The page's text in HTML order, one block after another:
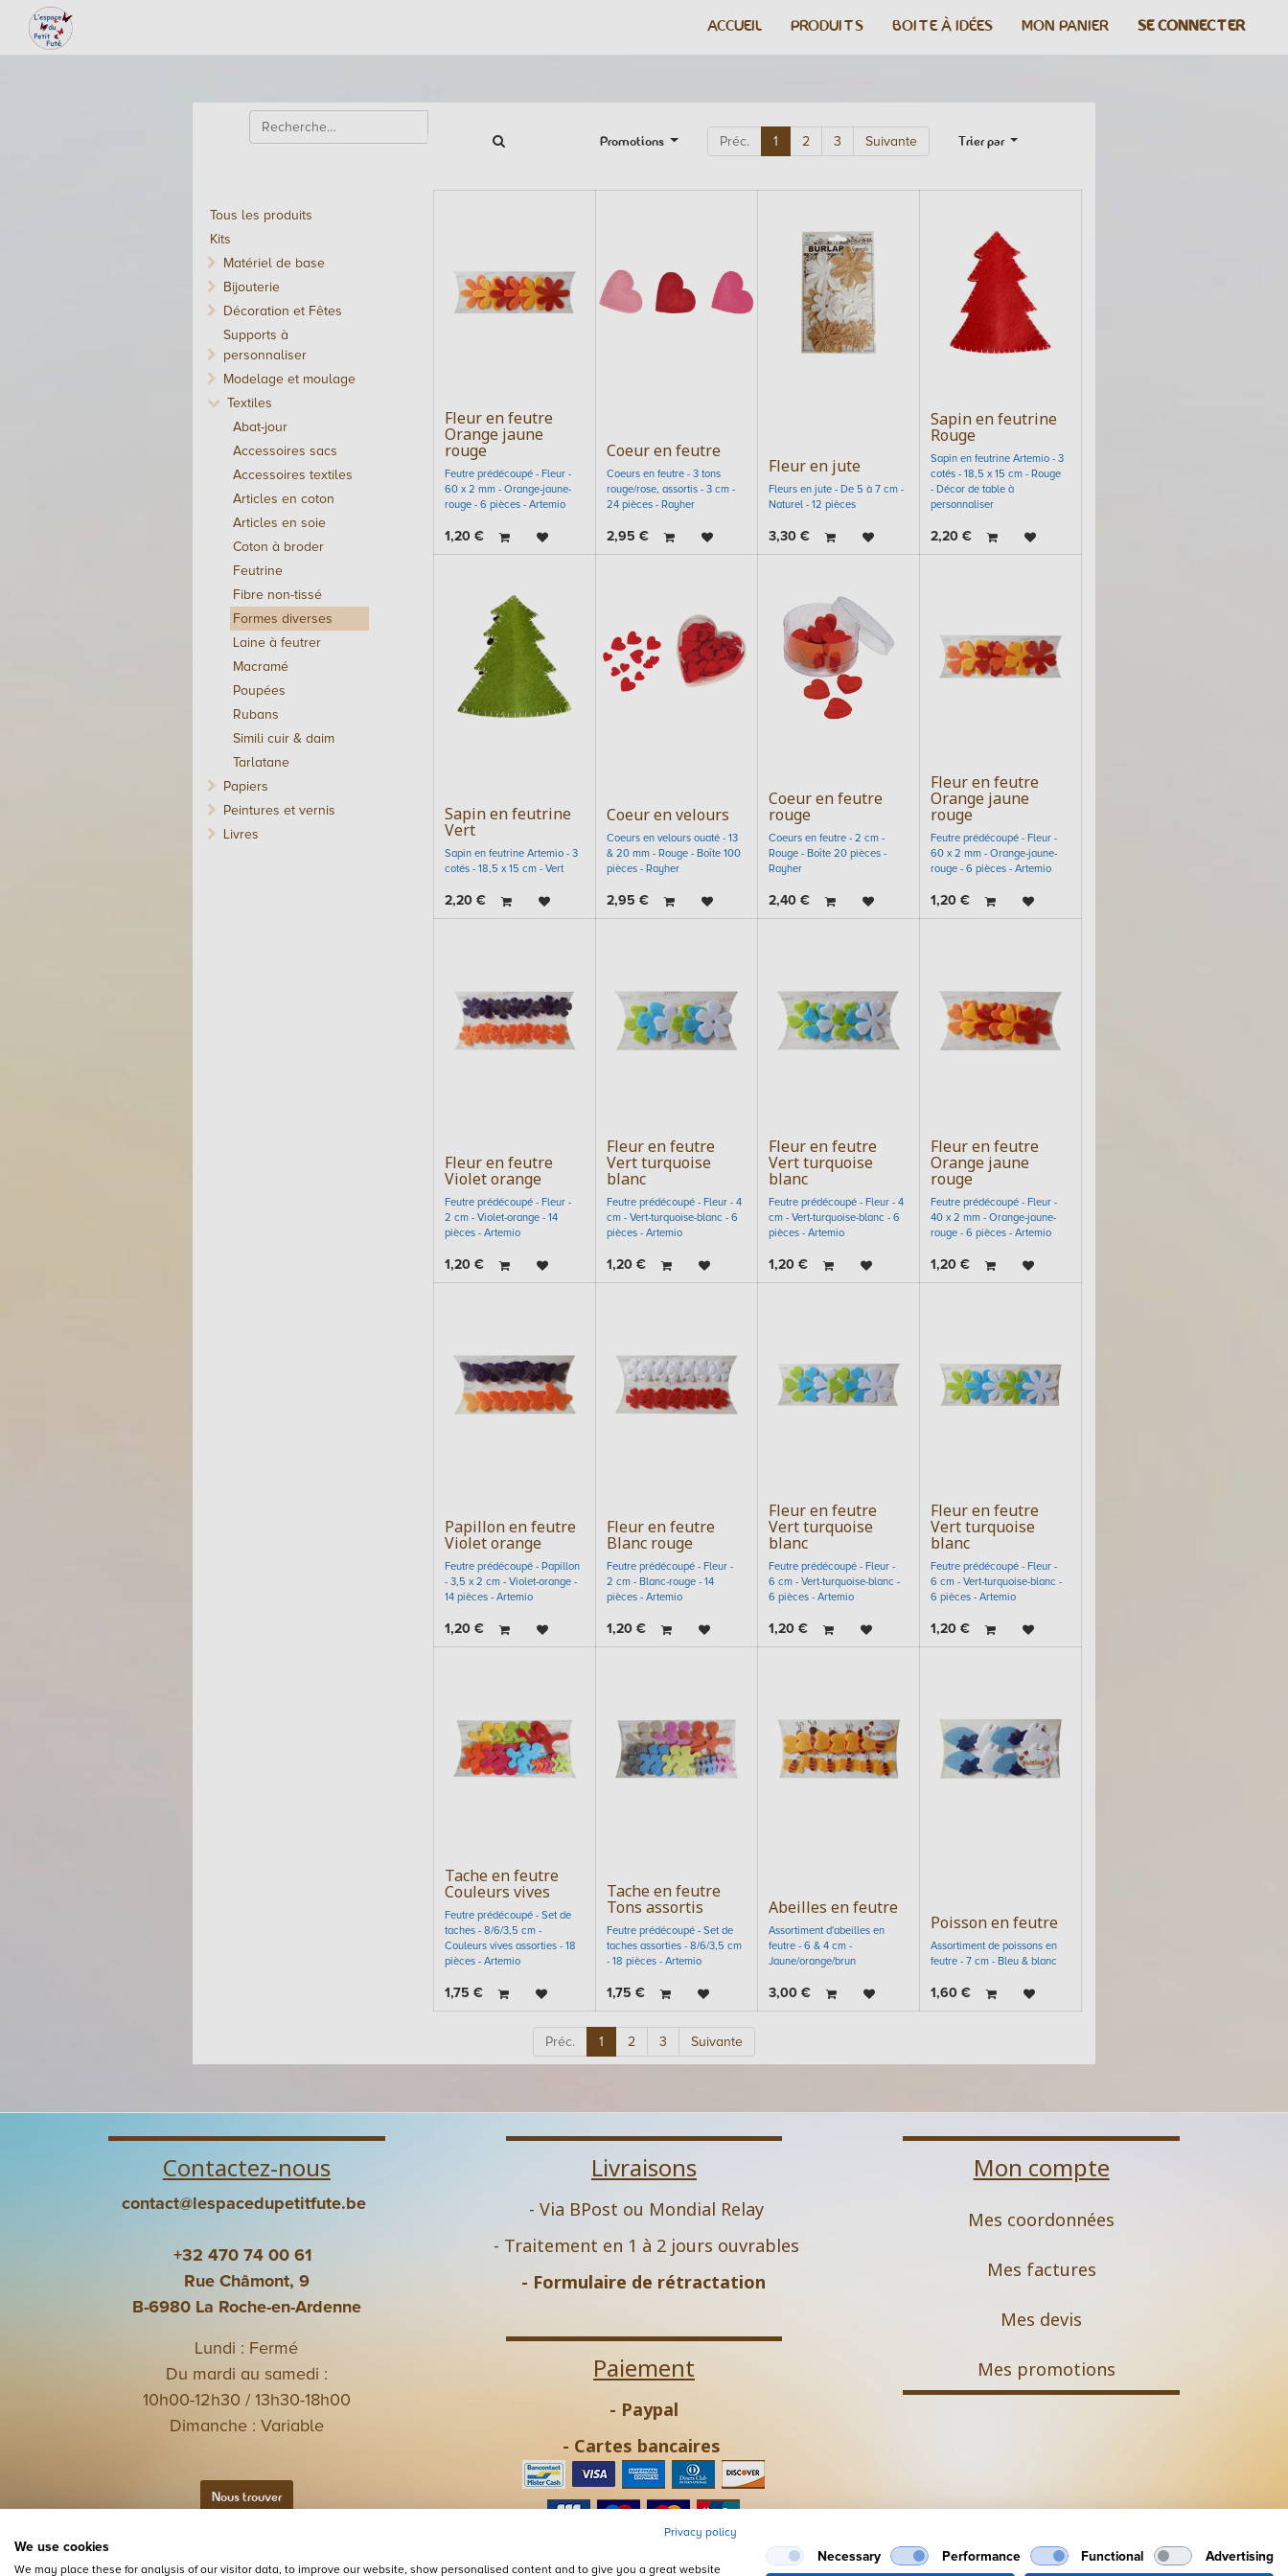
ACCUEIL PRODUITS BOITE À IDÉES MON PANIER SE CONNECTER
Promotions Préc. 1 2 3 Suivante Trier par
Tous les produits
Kits
Matériel de base
Bijouterie
Décoration et Fêtes
Supports à
personnaliser
Modelage et moulage
Textiles
Abat-jour
Accessoires sacs
Accessoires textiles
Articles en coton
Articles en soie
Coton à broder
Feutrine
Fibre non-tissé
Formes diverses
Laine à feutrer
Macramé
Poupées
Rubans
Simili cuir & daim
Tarlatane
Papiers
Peintures et vernis
Livres
Fleur en feutre
Orange jaune
rouge
Feutre prédécoupé - Fleur -
60 x 2 mm - Orange-jaune-
rouge - 6 pièces - Artemio
1,20€
Coeur en feutre
Coeurs en feutre - 3 tons
rouge/rose, assortis - 3 cm -
24 pièces - Rayher
2,95 €
Fleur en jute
Fleurs en jute - De 5 à 7 cm -
Naturel - 12 pièces
3,30€
Sapin en feutrine
Rouge
Sapin en feutrine Artemio - 3
cotés - 18,5 x 15 cm - Rouge
- Décor de table à
personnaliser
2,20€
Sapin en feutrine
Vert
Sapin en feutrine Artemio - 3
cotés - 18,5 x 15 cm - Vert
2,20€
Coeur en velours
Coeurs en velours ouaté - 13
& 20 mm - Rouge - Boîte 100
pièces - Rayher
2,95 €
Coeur en feutre
rouge
Coeurs en feutre - 2 cm -
Rouge - Boîte 20 pièces -
Rayher
2,40€
Fleur en feutre
Orange jaune
rouge
Feutre prédécoupé - Fleur -
60 x 2 mm - Orange-jaune-
rouge - 6 pièces - Artemio
1,20€
Fleur en feutre
Violet orange
Feutre prédécoupé - Fleur -
2 cm - Violet-orange - 14
pièces - Artemio
1,20€
Fleur en feutre
Vert turquoise
blanc
Feutre prédécoupé - Fleur - 4
cm - Vert-turquoise-blanc - 6
pièces - Artemio
1,20€
Fleur en feutre
Vert turquoise
blanc
Feutre prédécoupé - Fleur - 4
cm - Vert-turquoise-blanc - 6
pièces - Artemio
1,20€
Fleur en feutre
Orange jaune
rouge
Feutre prédécoupé - Fleur -
40 x 2 mm - Orange-jaune-
rouge - 6 pièces - Artemio
1,20€
Papillon en feutre
Violet orange
Feutre prédécoupé - Papillon
- 3,5 x 2 cm - Violet-orange -
14 pièces - Artemio
1,20€
Fleur en feutre
Blanc rouge
Feutre prédécoupé - Fleur -
2 cm - Blanc-rouge - 14
pièces - Artemio
1,20€
Fleur en feutre
Vert turquoise
blanc
Feutre prédécoupé - Fleur -
6 cm - Vert-turquoise-blanc -
6 pièces - Artemio
1,20€
Fleur en feutre
Vert turquoise
blanc
Feutre prédécoupé - Fleur -
6 cm - Vert-turquoise-blanc -
6 pièces - Artemio
1,20€
Tache en feutre
Couleurs vives
Feutre prédécoupé - Set de
taches - 8/6/3,5 cm -
Couleurs vives assorties - 18
pièces - Artemio
1,75 €
Tache en feutre
Tons assortis
Feutre prédécoupé - Set de
taches assorties - 8/6/3,5 cm
- 18 pièces - Artemio
1,75 €
Abeilles en feutre
Assortiment d'abeilles en
feutre - 6 & 4 cm -
Jaune/orange/brun
3,00€
Poisson en feutre
Assortiment de poissons en
feutre - 7 cm - Bleu & blanc
1,60€
Préc. 1 2 3 Suivante
Contactez-nous
contact@lespacedupetitfute.be
+32 470 74 00 61
Rue Châmont, 9
B-6980 La Roche-en-Ardenne
Lundi : Fermé
Du mardi au samedi :
10h00-12h30 / 13h30-18h00
Dimanche : Variable
Nous trouver
Livraisons
- Via BPost ou Mondial Relay
- Traitement en 1 à 2 jours ouvrables
- Formulaire de rétractation
Paiement
- Paypal
- Cartes bancaires
Mon compte
Mes coordonnées
Mes factures
Mes devis
Mes promotions
Mentions légales
Privacy policy
We use cookies
We may place these for analysis of our visitor data, to improve our website, show personalised content and to give you a great website
Necessary Performance Functional Advertising